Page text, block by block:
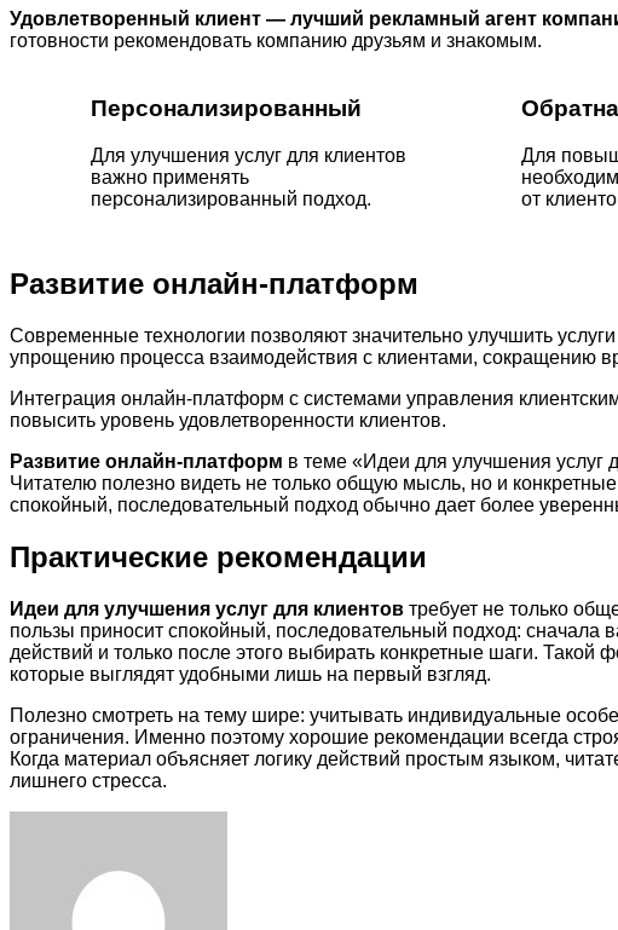
Удовлетворенный клиент — лучший рекламный агент
готовности рекомендовать компанию друзьям и знакомым.
Персонализированный
Для улучшения услуг для клиентов
важно применять
персонализированный подход.
Для
от
Развитие онлайн-платформ
Современные технологии позволяют значительно улучшить
упрощению процесса взаимодействия с клиентами, сокращению
Интеграция онлайн-платформ с системами управления
повысить уровень удовлетворенности клиентов.
Развитие онлайн-платформ в теме «Идеи для улучшения услуг
Читателю полезно видеть не только общую мысль, но и
спокойный, последовательный подход обычно дает более
Практические рекомендации
Идеи для улучшения услуг для клиентов требует не только
пользы приносит спокойный, последовательный подход:
действий и только после этого выбирать конкретные шаги.
которые выглядят удобными лишь на первый взгляд.
Полезно смотреть на тему шире: учитывать индивидуальные
ограничения. Именно поэтому хорошие рекомендации всегда
Когда материал объясняет логику действий простым языком,
лишнего стресса.